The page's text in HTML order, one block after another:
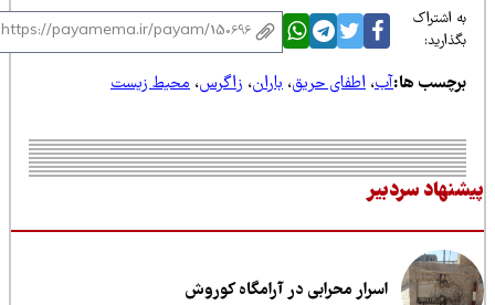
اشتراک
ها:آب،اطفای حریق،باران ،زاگرس،محیط زیست
سردبیر
اسرار محرابی در آرامگاه کوروش